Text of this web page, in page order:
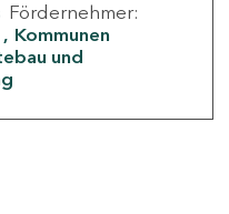
Fördernehmer:
Kommunen
und